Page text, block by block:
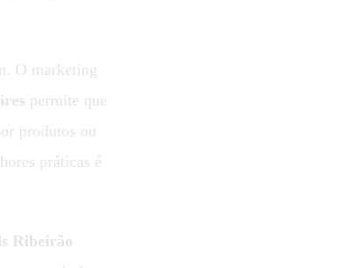
O marketing
permite que
produtos ou
práticas é
Ribeirão